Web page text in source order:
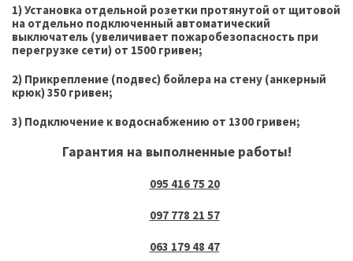
1) Установка отдельной розетки протянутой от щитовой
на отдельно подключенный автоматический
выключатель (увеличивает пожаробезопасность при
перегрузке сети) от 1500 гривен;
2) Прикрепление (подвес) бойлера на стену (анкерный
крюк) 350 гривен;
3) Подключение к водоснабжению от 1300 гривен;
Гарантия на выполненные работы!
095 416 75 20
097 778 21 57
063 179 48 47